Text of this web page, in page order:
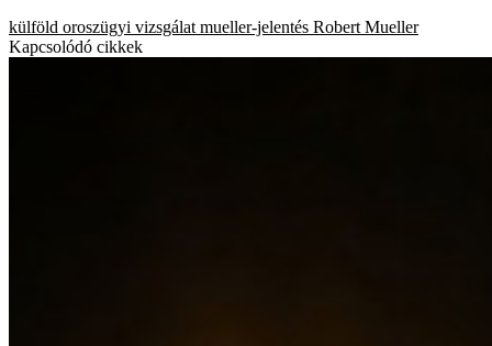
külföld oroszügyi vizsgálat mueller-jelentés Robert Mueller
Kapcsolódó cikkek